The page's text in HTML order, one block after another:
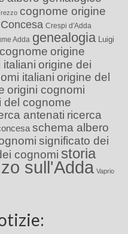
cognome origine
Concesa Crespi d'Adda
Adda genealogia Luigi
origine
italiani origine dei
italiani origine del
origini cognomi
del cognome
antenati ricerca
schema albero
significato dei
cognomi storia
sull'Adda Vaprio